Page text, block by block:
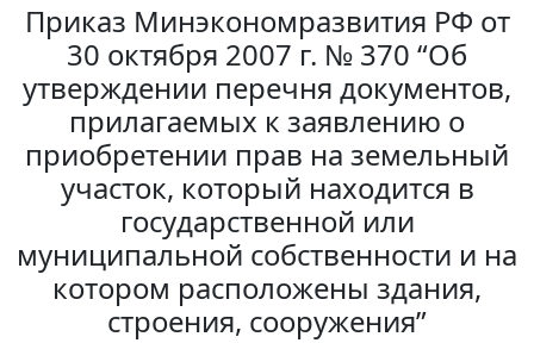
Приказ Минэкономразвития РФ от
30 октября 2007 г. № 370 “Об
утверждении перечня документов,
прилагаемых к заявлению о
приобретении прав на земельный
участок, который находится в
государственной или
муниципальной собственности и на
котором расположены здания,
строения, сооружения”